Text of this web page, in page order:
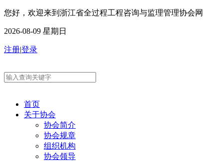
您好，欢迎来到浙江省全过程工程咨询与监理管理协会网
2026-08-09 星期日
注册|登录
首页
关于协会
协会简介
协会规章
组织机构
协会领导